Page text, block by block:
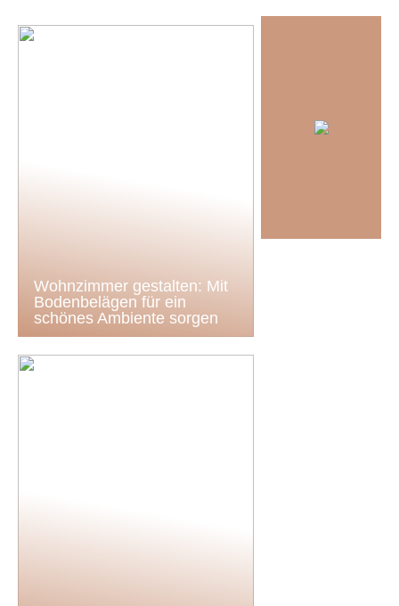
Wohnzimmer gestalten: Mit
Bodenbelägen für ein
schönes Ambiente sorgen